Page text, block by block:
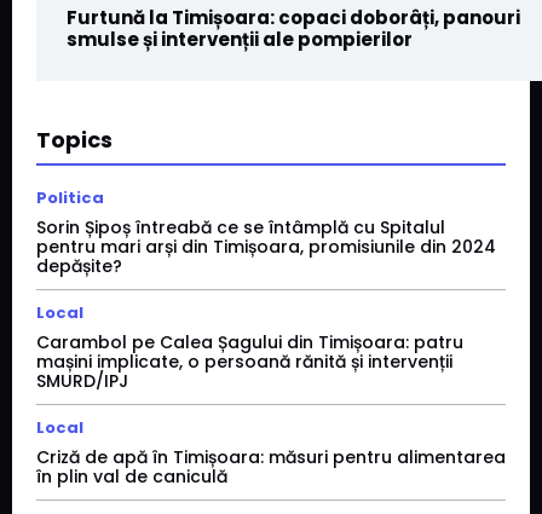
Furtună la Timișoara: copaci doborâți, panouri
smulse și intervenții ale pompierilor
Topics
Politica
Sorin Șipoș întreabă ce se întâmplă cu Spitalul
pentru mari arși din Timișoara, promisiunile din 2024
depășite?
Local
Carambol pe Calea Șagului din Timișoara: patru
mașini implicate, o persoană rănită și intervenții
SMURD/IPJ
Local
Criză de apă în Timișoara: măsuri pentru alimentarea
în plin val de caniculă